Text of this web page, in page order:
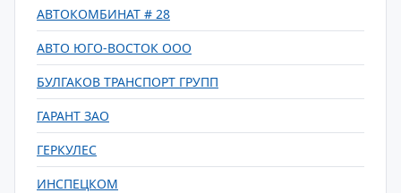
АВТОКОМБИНАТ # 28
АВТО ЮГО-ВОСТОК ООО
БУЛГАКОВ ТРАНСПОРТ ГРУПП
ГАРАНТ ЗАО
ГЕРКУЛЕС
ИНСПЕЦКОМ